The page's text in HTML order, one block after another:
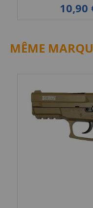
10,90
MÊME